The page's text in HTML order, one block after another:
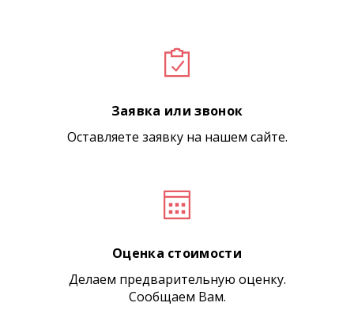
Заявка или звонок
Оставляете заявку на нашем сайте.
Оценка стоимости
Делаем предварительную оценку.
Сообщаем Вам.